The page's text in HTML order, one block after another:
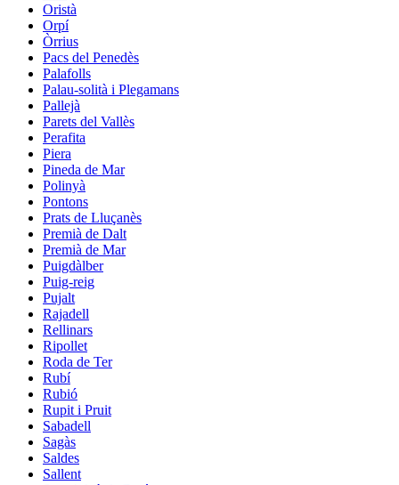
Oristà
Orpí
Òrrius
Pacs del Penedès
Palafolls
Palau-solità i Plegamans
Pallejà
Parets del Vallès
Perafita
Piera
Pineda de Mar
Polinyà
Pontons
Prats de Lluçanès
Premià de Dalt
Premià de Mar
Puigdàlber
Puig-reig
Pujalt
Rajadell
Rellinars
Ripollet
Roda de Ter
Rubí
Rubió
Rupit i Pruit
Sabadell
Sagàs
Saldes
Sallent